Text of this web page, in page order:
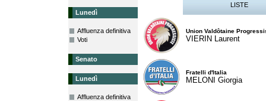
Lunedì
Affluenza definitiva
Voti
Senato
Lunedì
Affluenza definitiva
LISTE
Union Valdôtaine
VIERIN Laurent
Fratelli d'Italia
MELONI Giorgia